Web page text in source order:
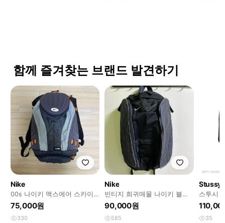
함께 즐겨찾는 브랜드 발견하기
Nike
00s 나이키 맥스에어 스카이
블루 빈티지 테크웨어 백팩
75,000원
330
Nike
빈티지 희귀매물 나이키 블랙
백팩
90,000원
585
Stussy
스투시
35